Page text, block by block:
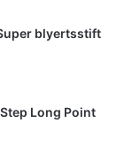
blyertsstift
Long Point